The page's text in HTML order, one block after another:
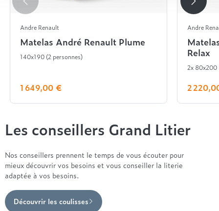
Andre Renault
Matelas André Renault Plume
140x190 (2 personnes)
1 649,00 €
Andre
Relax
2x 80x200
2
Les conseillers Grand Litier
Nos conseillers prennent le temps de vous écouter pour
mieux découvrir vos besoins et vous conseiller la literie
adaptée à vos besoins.
Découvrir les coulisses